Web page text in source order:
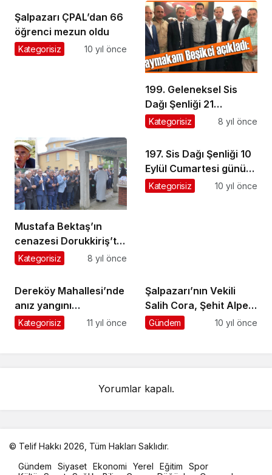
Şalpazarı ÇPAL’dan 66
öğrenci mezun oldu
Kategorisiz 10 yıl önce
199. Geleneksel Sis
Dağı Şenliği 21
Temmuz’da yapılacak
Kategorisiz 8 yıl önce
Mustafa Bektaş’ın
cenazesi Dorukkiriş’te
toprağa verildi
Kategorisiz 8 yıl önce
197. Sis Dağı Şenliği 10
Eylül Cumartesi günü
yapılıyor
Kategorisiz 10 yıl önce
Dereköy Mahallesi’nde
anız yangını
söndürülmeye
Kategorisiz 11 yıl önce
Şalpazarı’nın Vekili
Salih Cora, Şehit Alper
AL’ı TBMM’ye taşıdı
Gündem 10 yıl önce
Yorumlar kapalı.
© Telif Hakkı 2026, Tüm Hakları Saklıdır.
otoGündem Siyaset Ekonomi Yerel Eğitim
Spor